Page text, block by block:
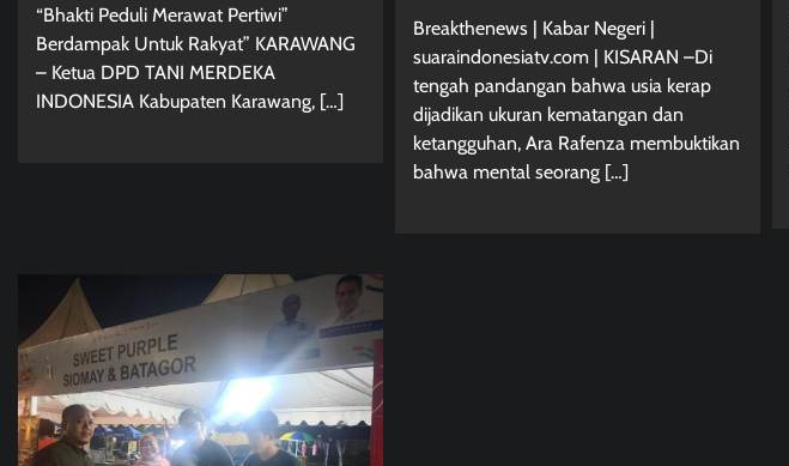
“Bhakti Peduli Merawat Pertiwi”
Berdampak Untuk Rakyat” KARAWANG
– Ketua DPD TANI MERDEKA
INDONESIA Kabupaten Karawang, […]
Breakthenews | Kabar Negeri |
suaraindonesiatv.com | KISARAN –Di
tengah pandangan bahwa usia kerap
dijadikan ukuran kematangan dan
ketangguhan, Ara Rafenza membuktikan
bahwa mental seorang […]